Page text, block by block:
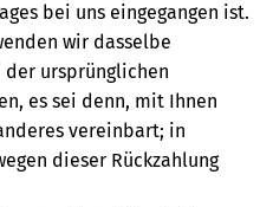
bei uns eingegangen ist.
wir dasselbe
ursprünglichen
es sei denn, mit Ihnen
vereinbart; in
dieser Rückzahlung